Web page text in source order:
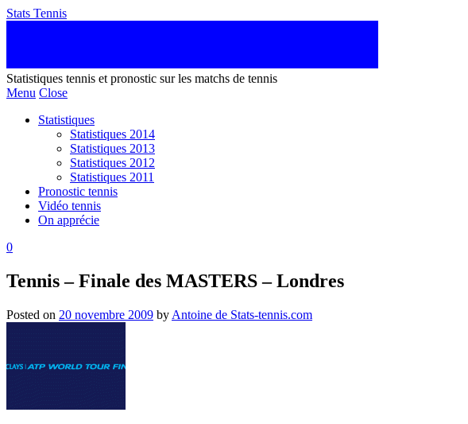
Stats Tennis
Statistiques tennis et pronostic sur les matchs de tennis
Menu Close
Statistiques
Statistiques 2014
Statistiques 2013
Statistiques 2012
Statistiques 2011
Pronostic tennis
Vidéo tennis
On apprécie
0
Tennis – Finale des MASTERS – Londres
Posted on 20 novembre 2009 by Antoine de Stats-tennis.com